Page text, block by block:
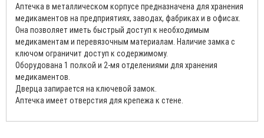
Аптечка в металлическом корпусе предназначена для хранения
медикаментов на предприятиях, заводах, фабриках и в офисах.
Она позволяет иметь быстрый доступ к необходимым
медикаментам и перевязочным материалам. Наличие замка с
ключом ограничит доступ к содержимому.
Оборудована 1 полкой и 2-мя отделениями для хранения
медикаментов.
Дверца запирается на ключевой замок.
Аптечка имеет отверстия для крепежа к стене.